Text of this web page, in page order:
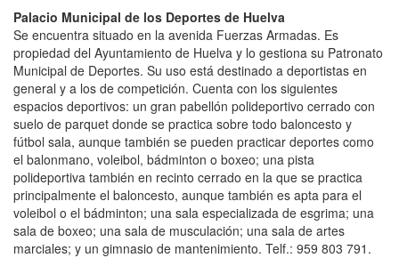
Palacio Municipal de los Deportes de Huelva
Se encuentra situado en la avenida Fuerzas Armadas. Es
propiedad del Ayuntamiento de Huelva y lo gestiona su Patronato
Municipal de Deportes. Su uso está destinado a deportistas en
general y a los de competición. Cuenta con los siguientes
espacios deportivos: un gran pabellón polideportivo cerrado con
suelo de parquet donde se practica sobre todo baloncesto y
fútbol sala, aunque también se pueden practicar deportes como
el balonmano, voleibol, bádminton o boxeo; una pista
polideportiva también en recinto cerrado en la que se practica
principalmente el baloncesto, aunque también es apta para el
voleibol o el bádminton; una sala especializada de esgrima; una
sala de boxeo; una sala de musculación; una sala de artes
marciales; y un gimnasio de mantenimiento. Telf.: 959 803 791.